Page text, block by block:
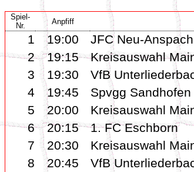
Spiel-
Nr.
Anpfiff
1 19:00 JFC Neu-Anspach
2 19:15 Kreisauswahl
3 19:30 VfB
4 19:45 Spvgg Sandhofen
5 20:00 Kreisauswahl
6 20:15 1. FC Eschborn
7 20:30 Kreisauswahl
8 20:45 VfB